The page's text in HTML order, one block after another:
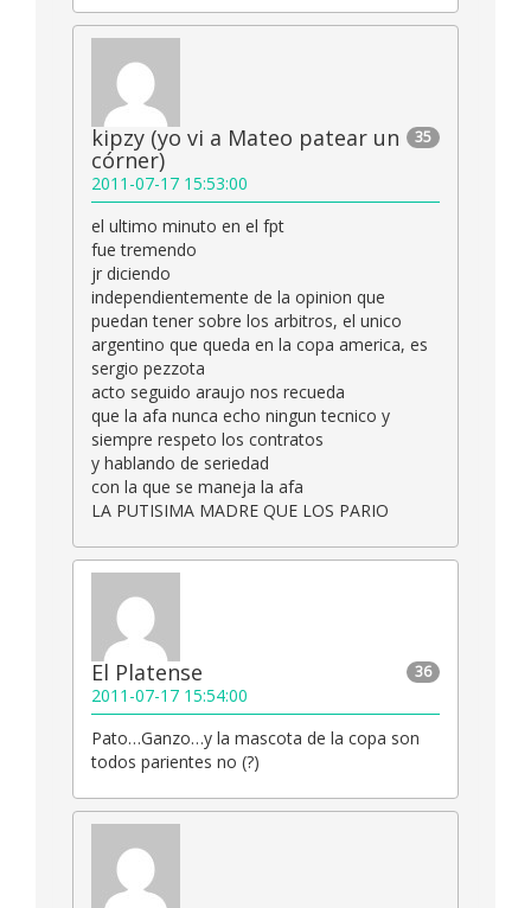
35
kipzy (yo vi a Mateo patear un
córner)
2011-07-17 15:53:00
el ultimo minuto en el fpt
fue tremendo
jr diciendo
independientemente de la opinion que
puedan tener sobre los arbitros, el unico
argentino que queda en la copa america, es
sergio pezzota
acto seguido araujo nos recueda
que la afa nunca echo ningun tecnico y
siempre respeto los contratos
y hablando de seriedad
con la que se maneja la afa
LA PUTISIMA MADRE QUE LOS PARIO
36
El Platense
2011-07-17 15:54:00
Pato…Ganzo…y la mascota de la copa son
todos parientes no (?)